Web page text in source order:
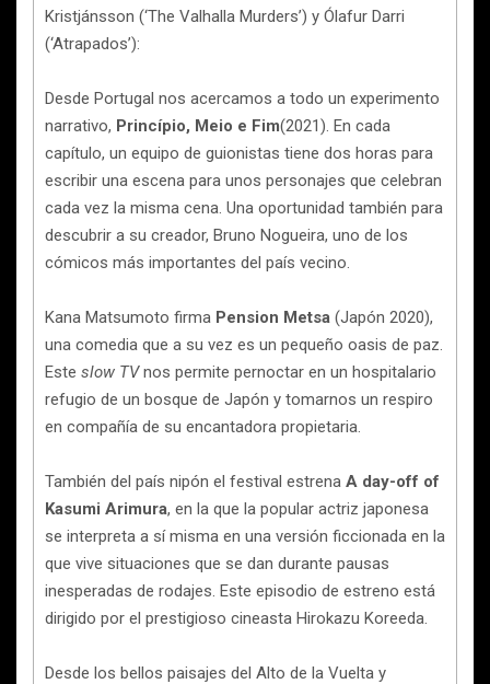
Kristjánsson (‘The Valhalla Murders’) y Ólafur Darri
(‘Atrapados’):
Desde Portugal nos acercamos a todo un experimento
narrativo, Princípio, Meio e Fim(2021). En cada
capítulo, un equipo de guionistas tiene dos horas para
escribir una escena para unos personajes que celebran
cada vez la misma cena. Una oportunidad también para
descubrir a su creador, Bruno Nogueira, uno de los
cómicos más importantes del país vecino.
Kana Matsumoto firma Pension Metsa (Japón 2020),
una comedia que a su vez es un pequeño oasis de paz.
Este slow TVnos permite pernoctar en un hospitalario
refugio de un bosque de Japón y tomarnos un respiro
en compañía de su encantadora propietaria.
También del país nipón el festival estrena A day-off of
Kasumi Arimura, en la que la popular actriz japonesa
se interpreta a sí misma en una versión ficcionada en la
que vive situaciones que se dan durante pausas
inesperadas de rodajes. Este episodio de estreno está
dirigido por el prestigioso cineasta Hirokazu Koreeda.
Desde los bellos paisajes del Alto de la Vuelta y